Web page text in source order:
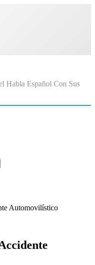
Habla Español Con Sus
Automovilístico